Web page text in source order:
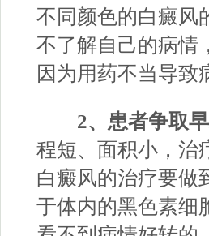
不同颜色的白癜风
不了解自己的病情
因为用药不当导致
2、患者争取
程短、面积小，治
白癜风的治疗要做
于体内的黑色素细